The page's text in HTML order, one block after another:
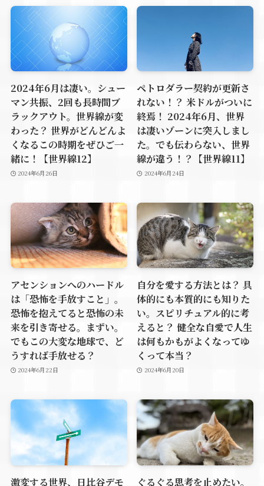
2024年6月は凄い。シュー
マン共振、2回も長時間ブ
ラックアウト。世界線が変
わった？ 世界がどんどんよ
くなるこの時期をぜひご一
緒に！【世界線12】
2024年6月26日
ペトロダラー契約が更新さ
れない！？ 米ドルがついに
終焉！ 2024年6月、世界
は凄いゾーンに突入しまし
た。でも伝わらない、世界
線が違う！？【世界線11】
2024年6月24日
アセンションへのハードル
は「恐怖を手放すこと」。
恐怖を抱えてると恐怖の未
来を引き寄せる。まずい。
でもこの大変な地球で、ど
うすれば手放せる？
2024年6月22日
自分を愛する方法とは？ 具
体的にも本質的にも知りた
い。スピリチュアル的に考
えると？ 健全な自愛で人生
は何もかもがよくなってゆ
くって本当？
2024年6月20日
激変する世界、日比谷デモ
ぐるぐる思考を止めたい。